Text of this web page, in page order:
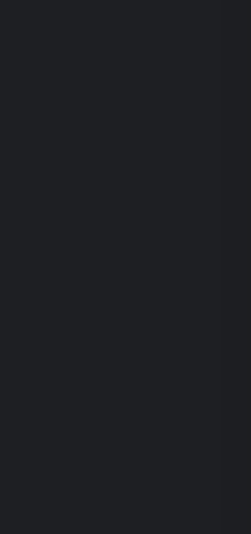
de vender ou alugar seu
com um time de
proprietários e